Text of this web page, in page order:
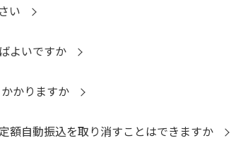
い
よいですか
かりますか
額自動振込を取り消すことはできますか